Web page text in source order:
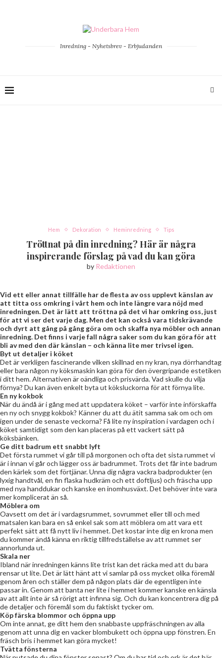
Inredning - Nyhetsbrev - Erbjudanden
Hem Dekoration Heminredning Tips
Tröttnat på din inredning? Här är några
inspirerande förslag på vad du kan göra
by Redaktionen
Vid ett eller annat tillfälle har de flesta av oss upplevt känslan av
att titta oss omkring i vårt hem och inte längre vara nöjd med
inredningen. Det är lätt att tröttna på det vi har omkring oss, just
för att vi ser det varje dag. Men det kan också vara tidskrävande
och dyrt att gång på gång göra om och skaffa nya möbler och annan
inredning. Det finns i varje fall några saker som du kan göra för att
bli av med den där känslan – och känna lite mer trivsel igen.
Byt ut detaljer i köket
Det är verkligen fascinerande vilken skillnad en ny kran, nya dörrhandtag
eller bara någon ny köksmaskin kan göra för den övergripande estetiken
i ditt hem. Alternativen är oändliga och prisvärda. Vad skulle du vilja
förnya? Du kan även enkelt byta ut köksluckorna för att förnya lite.
En ny kokbok
När du ändå är i gång med att uppdatera köket – varför inte införskaffa
en ny och snygg kokbok? Känner du att du ätit samma sak om och om
igen under de senaste veckorna? Få lite ny inspiration i vardagen och i
köket samtidigt som den kan placeras på ett vackert sätt på
köksbänken.
Ge ditt badrum ett snabbt lyft
Det första rummet vi går till på morgonen och ofta det sista rummet vi
är i innan vi går och lägger oss är badrummet. Trots det får inte badrum
den kärlek som det förtjänar. Unna dig några vackra badprodukter (en
lyxig handtvål, en fin flaska hudkräm och ett doftljus) och fräscha upp
med nya handdukar och kanske en inomhusväxt. Det behöver inte vara
mer komplicerat än så.
Möblera om
Oavsett om det är i vardagsrummet, sovrummet eller till och med
matsalen kan bara en så enkel sak som att möblera om att vara ett
perfekt sätt att få nytt liv i hemmet. Det kostar inte dig en krona men
du kommer ändå känna en riktig tillfredställelse av att rummet ser
annorlunda ut.
Skala ner
Ibland när inredningen känns lite trist kan det räcka med att du bara
rensar ut lite. Det är lätt hänt att vi samlar på oss mycket olika föremål
genom åren och ställer dem på någon plats där de egentligen inte
passar in. Genom att banta ner lite i hemmet kommer kanske en känsla
av att allt inte är så rörigt att infinna sig. Och du kan koncentrera dig på
de detaljer och föremål som du faktiskt tycker om.
Köp färska blommor och öppna upp
Om inte annat, ge ditt hem den snabbaste uppfräschningen av alla
genom att unna dig en vacker blombukett och öppna upp fönstren. En
fräsch bris i hemmet kan göra mycket!
Tvätta fönsterna